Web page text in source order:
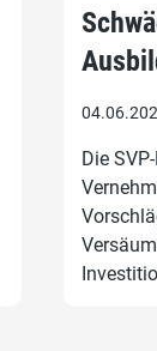
Die